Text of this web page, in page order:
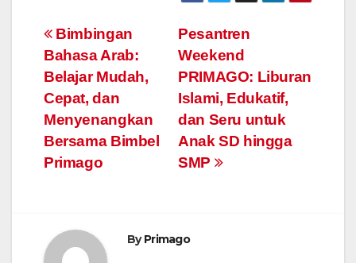
Post
navigation
Pesantren
Weekend
PRIMAGO: Liburan
Islami, Edukatif,
dan Seru untuk
Anak SD hingga
SMP
Bimbingan
Bahasa Arab:
Belajar Mudah,
Cepat, dan
Menyenangkan
Bersama Bimbel
Primago
ByPrimago